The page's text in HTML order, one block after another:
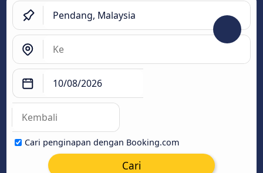
Cari penginapan dengan Booking.com
Cari